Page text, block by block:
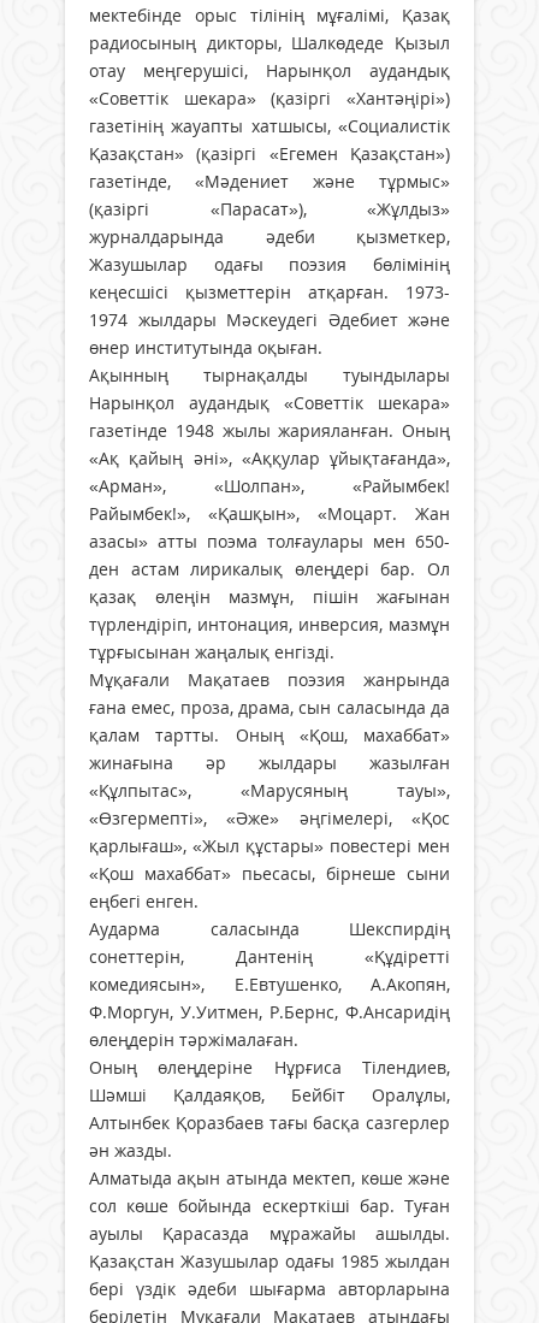
мектебінде орыс тілінің мұғалімі, Қазақ
радиосының дикторы, Шалкөдеде Қызыл
отау меңгерушісі, Нарынқол аудандық
«Советтік шекара» (қазіргі «Хантәңірі»)
газетінің жауапты хатшысы, «Социалистік
Қазақстан» (қазіргі «Егемен Қазақстан»)
газетінде, «Мәдениет және тұрмыс»
(қазіргі «Парасат»), «Жұлдыз»
журналдарында әдеби қызметкер,
Жазушылар одағы поэзия бөлімінің
кеңесшісі қызметтерін атқарған. 1973-
1974 жылдары Мәскеудегі Әдебиет және
өнер институтында оқыған.
Ақынның тырнақалды туындылары
Нарынқол аудандық «Советтік шекара»
газетінде 1948 жылы жарияланған. Оның
«Ақ қайың әні», «Аққулар ұйықтағанда»,
«Арман», «Шолпан», «Райымбек!
Райымбек!», «Қашқын», «Моцарт. Жан
азасы» атты поэма толғаулары мен 650-
ден астам лирикалық өлеңдері бар. Ол
қазақ өлеңін мазмұн, пішін жағынан
түрлендіріп, интонация, инверсия, мазмұн
тұрғысынан жаңалық енгізді.
Мұқағали Мақатаев поэзия жанрында
ғана емес, проза, драма, сын саласында да
қалам тартты. Оның «Қош, махаббат»
жинағына әр жылдары жазылған
«Құлпытас», «Марусяның тауы»,
«Өзгермепті», «Әже» әңгімелері, «Қос
қарлығаш», «Жыл құстары» повестері мен
«Қош махаббат» пьесасы, бірнеше сыни
еңбегі енген.
Аударма саласында Шекспирдің
сонеттерін, Дантенің «Құдіретті
комедиясын», Е.Евтушенко, А.Акопян,
Ф.Моргун, У.Уитмен, Р.Бернс, Ф.Ансаридің
өлеңдерін тәржімалаған.
Оның өлеңдеріне Нұрғиса Тілендиев,
Шәмші Қалдаяқов, Бейбіт Оралұлы,
Алтынбек Қоразбаев тағы басқа сазгерлер
ән жазды.
Алматыда ақын атында мектеп, көше және
сол көше бойында ескерткіші бар. Туған
ауылы Қарасазда мұражайы ашылды.
Қазақстан Жазушылар одағы 1985 жылдан
бері үздік әдеби шығарма авторларына
берілетін Мұқағали Мақатаев атындағы